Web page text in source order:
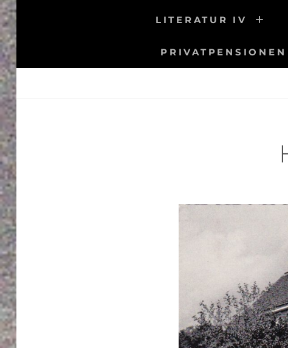
LITERATUR IV
PRIVATPENSIONEN